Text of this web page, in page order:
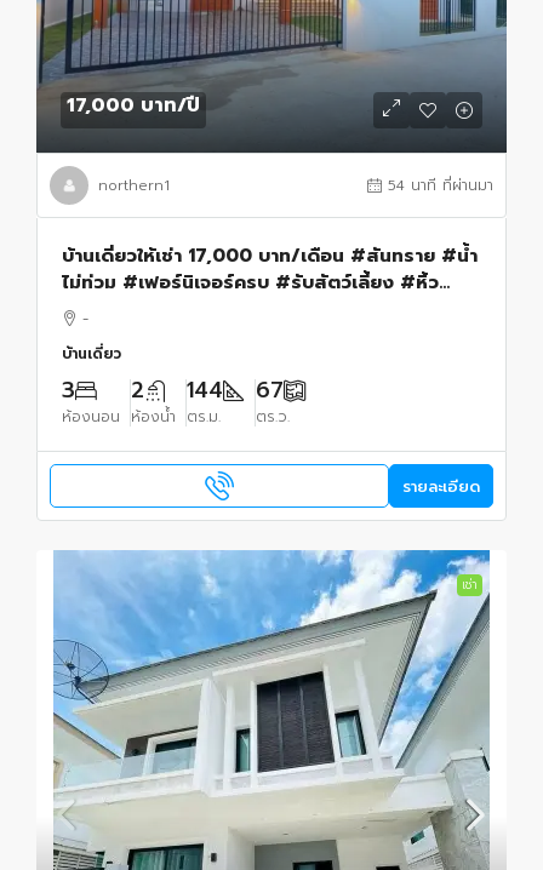
17,000 บาท/ปี
northern1 54 นาที ที่ผ่านมา
บ้านเดี่ยวให้เช่า 17,000 บาท/เดือน #สันทราย #น้ำ
ไม่ท่วม #เฟอร์นิเจอร์ครบ #รับสัตว์เลี้ยง #หิ้ว
กระเป๋าพร้อมเข้าอยู่ได้เลย
-
บ้านเดี่ยว
3
ห้องนอน
2
ห้องน้ำ
144
ตร.ม.
67
ตร.ว.
รายละเอียด
เช่า